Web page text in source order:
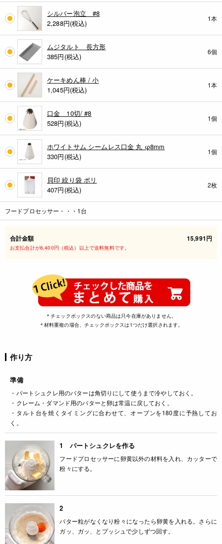
シルバー泡立 #8
2,288円(税込)
1本
ムジタルト 長方形
385円(税込)
6個
ケーキめん棒 / 小
1,045円(税込)
1本
口金 10切/ #8
528円(税込)
1個
ホワイトサム シームレス口金 丸 φ8mm
330円(税込)
1個
貝印 絞り袋 ポリ
407円(税込)
2枚
フードプロセッサー・・・1台
合計金額 15,991円
お支払合計が6,400円（税込）以上で送料無料です。
＊チェックボックスのない商品は只今在庫がありません。
＊材料重複の場合、チェックボックスは1つだけ選択されます。
作り方
準備
・パートシュクレ用のバターは角切りにして使うまで冷やしておく。
・クレーム・ダマンド用のバターと卵は常温に戻しておく。
・タルト台を焼くタイミングに合わせて、オーブンを180度に予熱してお
く。
1 パートシュクレを作る
フードプロセッサーに卵黄以外の材料を入れ、カッターで
粉々にする。
2
バター粒がなくなり粉々になったら卵黄を入れる。さらに
ガッ、ガッ、とプッシュで少しずつ回す。